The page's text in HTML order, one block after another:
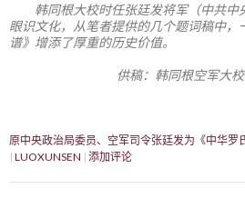
韩同根大校时任张廷发将军（中共
眼识文化，从笔者提供的几个题词稿中，
谱》增添了厚重的历史价值。
供稿：韩同根空军大
原中央政治局委员、空军司令张廷发为《中华罗
LUOXUNSEN 添加评论